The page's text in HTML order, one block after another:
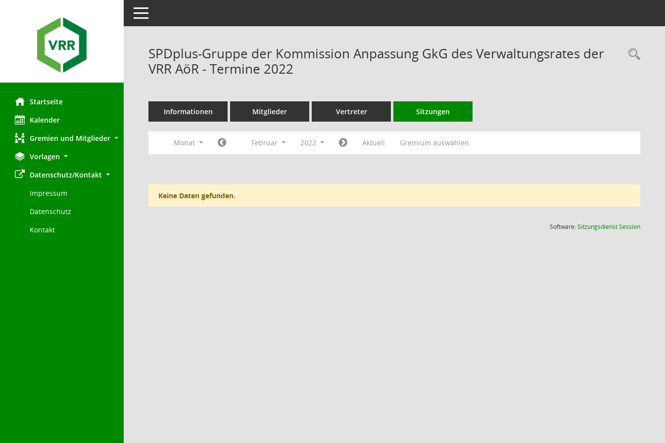
Startseite
Kalender
Gremien und Mitglieder
Vorlagen
Datenschutz/Kontakt
Impressum
Datenschutz
Kontakt
Toggle navigation
SPDplus-Gruppe der Kommission Anpassung GkG des Verwaltungsrates der
VRR AöR - Termine 2022
Informationen Mitglieder Vertreter Sitzungen
Monat Februar 2022 Aktuell Gremium auswählen
Keine Daten gefunden.
Software:SitzungsdienstSession(Wird in